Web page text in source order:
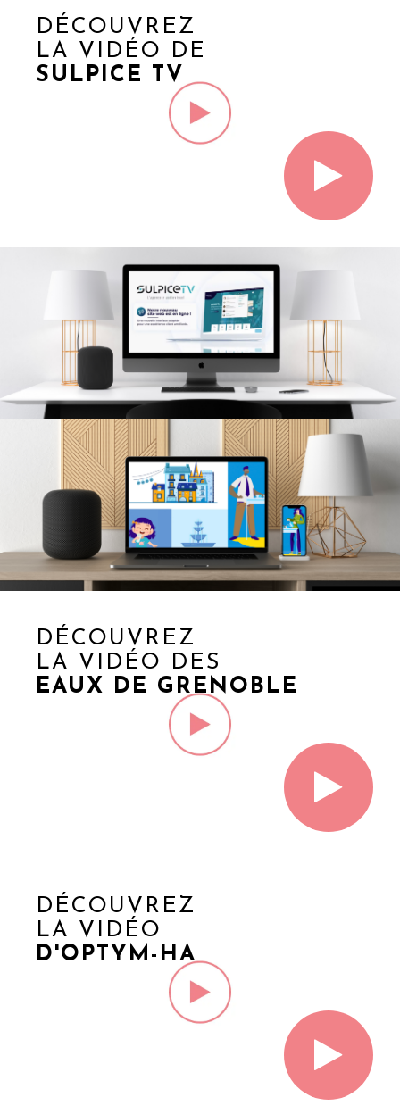
DÉCOUVREZ
LA VIDÉO DE
SULPICE TV
DÉCOUVREZ
LA VIDÉO DES
EAUX DE GRENOBLE
DÉCOUVREZ
LA VIDÉO
D'OPTYM-HA